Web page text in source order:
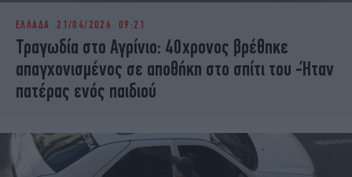
ΕΛΛΑΔΑ 21/04/2026 09:21
Τραγωδία στο Αγρίνιο: 40χρονος βρέθηκε
απαγχονισμένος σε αποθήκη στο σπίτι του -Ήταν
πατέρας ενός παιδιού